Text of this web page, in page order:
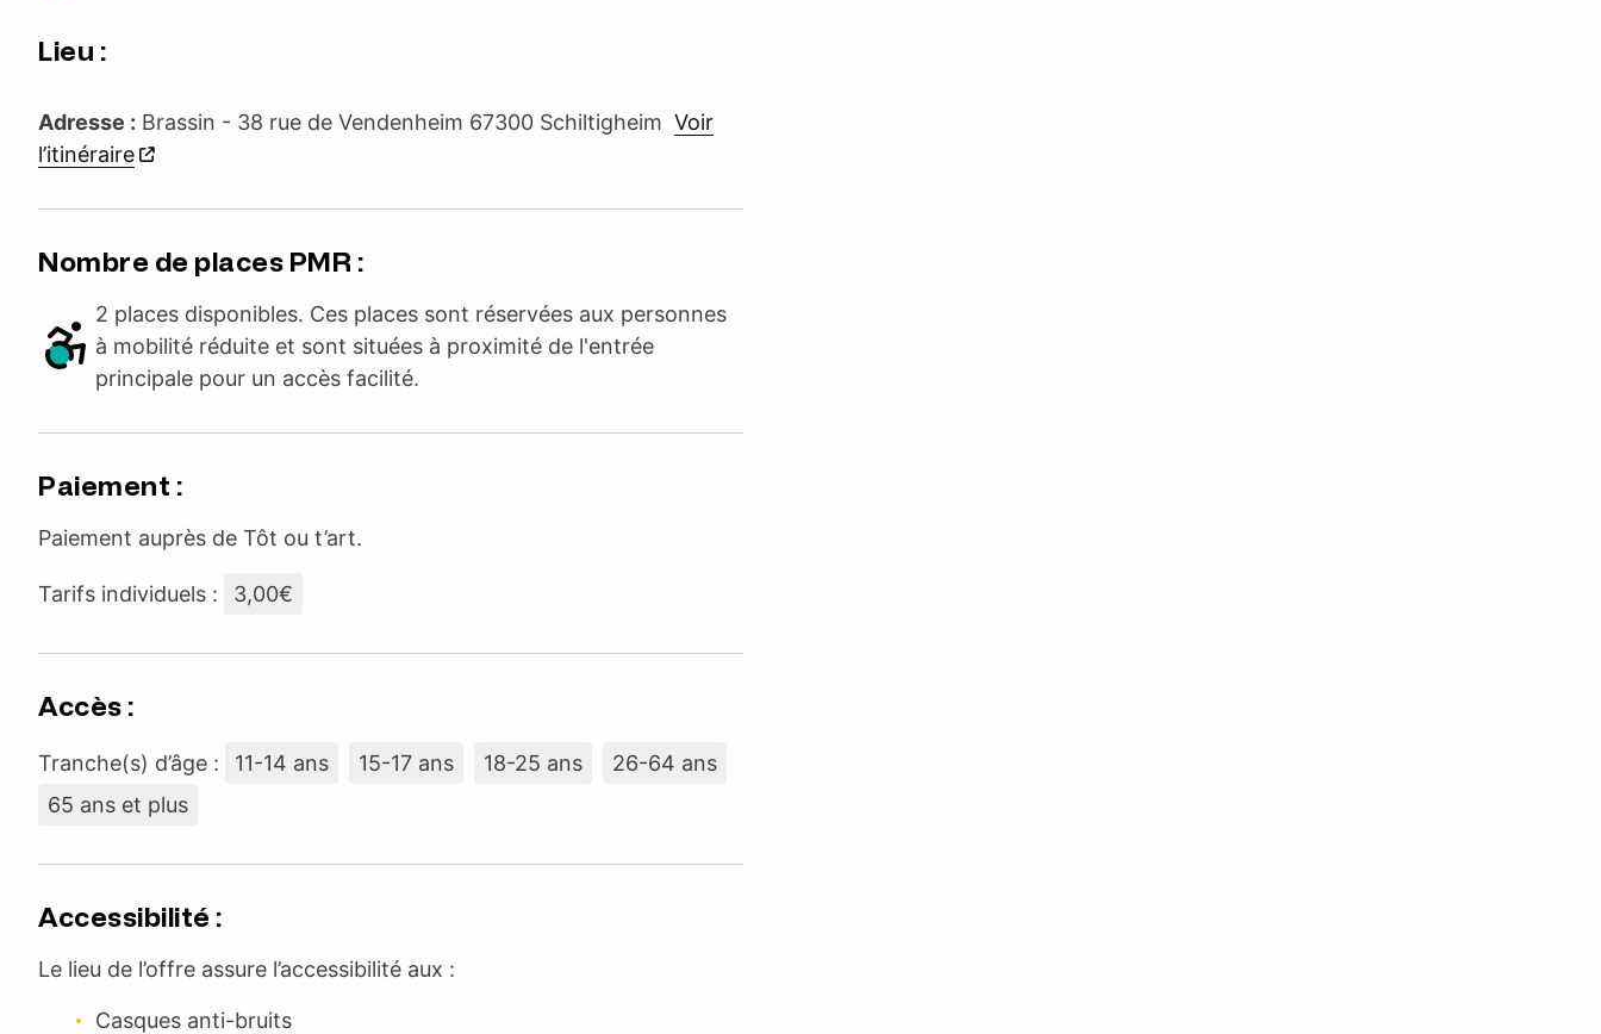
Lieu :
Adresse : Brassin - 38 rue de Vendenheim 67300 Schiltigheim Voir
l’itinéraire
Nombre de places PMR :
2 places disponibles. Ces places sont réservées aux personnes
à mobilité réduite et sont situées à proximité de l'entrée
principale pour un accès facilité.
Paiement :
Paiement auprès de Tôt ou t’art.
Tarifs individuels : 3,00€
Accès :
Tranche(s) d’âge : 11-14 ans 15-17 ans 18-25 ans
26-64 ans
65 ans et plus
Accessibilité :
Le lieu de l’offre assure l’accessibilité aux :
Casques anti-bruits